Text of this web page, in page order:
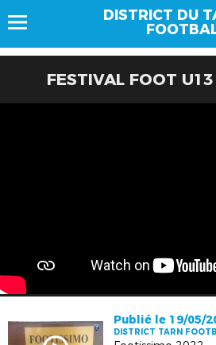
DISTRICT DU
FESTIVAL FOOT
Publié le 19/05/
DISTRICT TARN